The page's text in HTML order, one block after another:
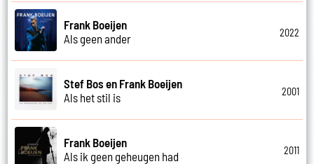
Frank Boeijen
Als geen ander
2022
Stef Bos en Frank Boeijen
Als het stil is
2001
Frank Boeijen
Als ik geen geheugen had
2011